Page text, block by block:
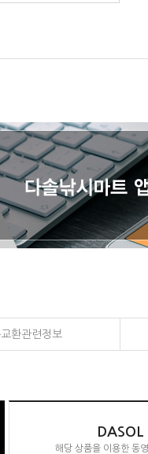
환관련정보
DASOL
해당 상품을 이용한 동